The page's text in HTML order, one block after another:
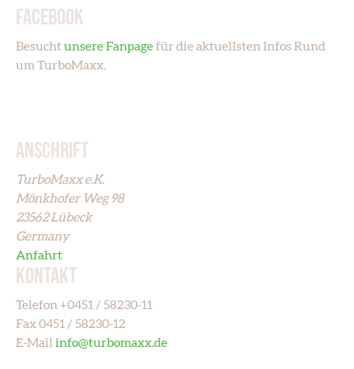
FACEBOOK
Besucht unsere Fanpagefür die aktuellsten Infos Rund
um TurboMaxx.
ANSCHRIFT
TurboMaxx e.K.
Mönkhofer Weg 98
23562 Lübeck
Germany
Anfahrt
KONTAKT
Telefon +0451 / 58230-11
Fax0451 / 58230-12
E-Mail info@turbo­maxx.de